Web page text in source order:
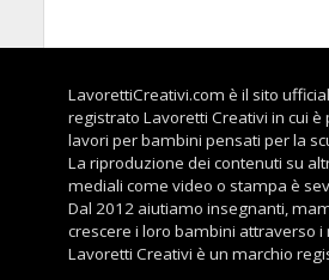
LavorettiCreativi.com è il sito
registrato Lavoretti Creativi in cui è
lavori per bambini pensati per la
La riproduzione dei contenuti su
mediali come video o stampa è
Dal 2012 aiutiamo insegnanti,
crescere i loro bambini attraverso i
Lavoretti Creativi è un marchio